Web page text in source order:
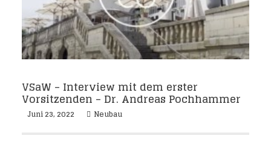
VSaW – Interview mit dem erster
Vorsitzenden – Dr. Andreas Pochhammer
Juni 23, 2022 Neubau